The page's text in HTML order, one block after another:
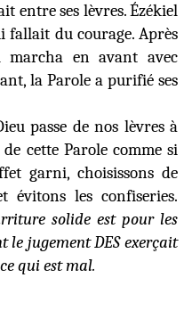
entre ses lèvres. Ézékiel
du courage. Après
marcha en avant avec
la Parole a purifié ses
passe de nos lèvres à
cette Parole comme si
garni, choisissons de
évitons les confiseries.
solide est pour les
le jugement DES exerçait
qui est mal.